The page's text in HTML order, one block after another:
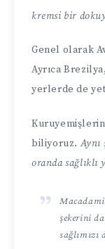
kremsi bir
Genel olarak
Ayrıca
yerlerde de
Kuruyemişlerin
biliyoruz. Aynı
oranda
şekerini
sağlımızı